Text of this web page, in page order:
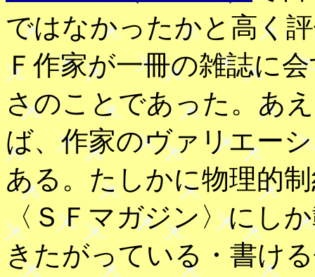
ではなかったかと高く
Ｆ作家が一冊の雑誌に
さのことであった。あ
ば、作家のヴァリエー
ある。たしかに物理的
〈ＳＦマガジン〉にし
きたがっている・書け